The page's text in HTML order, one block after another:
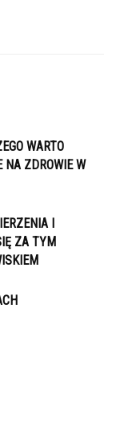
WARTO
NA ZDROWIE W
I
ZA TYM